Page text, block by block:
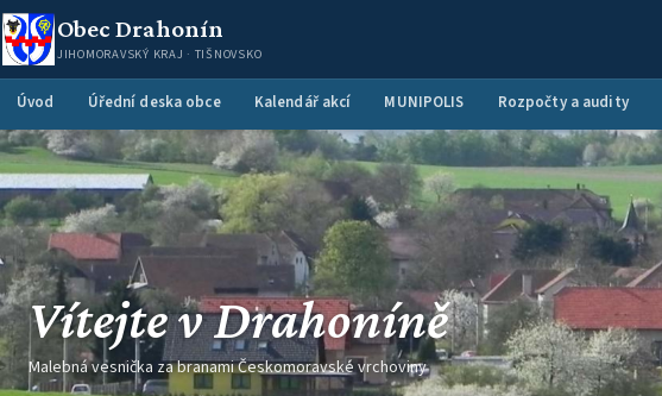
Obec Drahonín
JIHOMORAVSKÝ KRAJ · TIŠNOVSKO
Úvod Úřední deska obce Kalendář akcí MUNIPOLIS Rozpočty a audity
Vítejte v Drahoníně
Malebná vesnička za branami Českomoravské vrchoviny